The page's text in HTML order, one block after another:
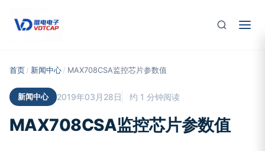
首页 / 新闻中心 / MAX708CSA监控芯片参数值
新闻中心 2019年03月28日 约 1 分钟阅读
MAX708CSA监控芯片参数值